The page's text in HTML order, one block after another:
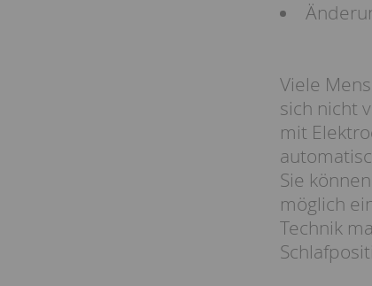
Viele
sich nicht
mit
Sie
möglich
Technik